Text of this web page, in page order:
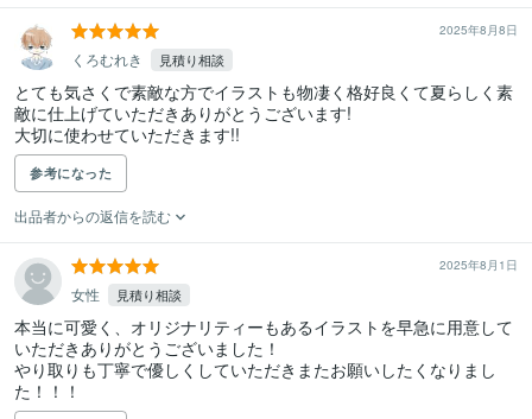
2025年8月8日
くろむれき 見積り相談
とても気さくで素敵な方でイラストも物凄く格好良くて夏らしく素
敵に仕上げていただきありがとうございます!
大切に使わせていただきます!!
参考になった
出品者からの返信を読む
2025年8月1日
女性 見積り相談
本当に可愛く、オリジナリティーもあるイラストを早急に用意して
いただきありがとうございました！
やり取りも丁寧で優しくしていただきまたお願いしたくなりまし
た！！！